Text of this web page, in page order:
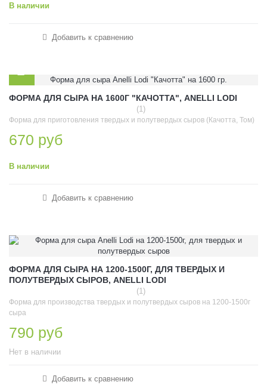
В наличии
Добавить к сравнению
ФОРМА ДЛЯ СЫРА НА 1600Г "КАЧОТТА", ANELLI LODI
(1)
Форма для приготовления твердых и полутвердых сыров (Качотта, Том)
670 руб
В наличии
Добавить к сравнению
ФОРМА ДЛЯ СЫРА НА 1200-1500Г, ДЛЯ ТВЕРДЫХ И
ПОЛУТВЕРДЫХ СЫРОВ, ANELLI LODI
(1)
Форма для производства твердых и полутвердых сыров на 1200-1500г
сыра
790 руб
Нет в наличии
Добавить к сравнению